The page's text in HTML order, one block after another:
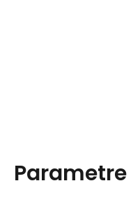
Parametre